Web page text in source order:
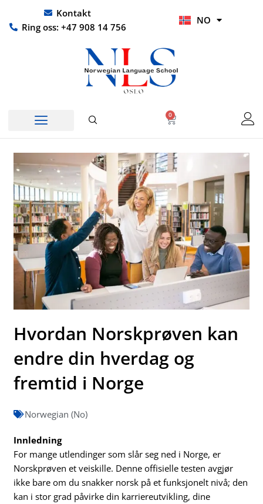
rett
Kontakt
Ring oss: +47 908 14 756
NO
HI
0
Handlekurv
Hvordan Norskprøven kan
endre din hverdag og
fremtid i Norge
Norwegian (No)
Innledning
For mange utlendinger som slår seg ned i Norge, er
Norskprøven et veiskille. Denne offisielle testen avgjør
ikke bare om du snakker norsk på et funksjonelt nivå; den
kan i stor grad påvirke din karriereutvikling, dine